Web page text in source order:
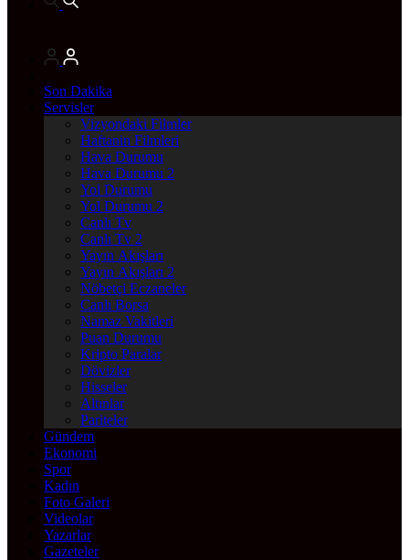
Son Dakika
Servisler
Vizyondaki Filmler
Haftanin Filmleri
Hava Durumu
Hava Durumu 2
Yol Durumu
Yol Durumu 2
Canlı Tv
Canlı Tv 2
Yayın Akışları
Yayın Akışları 2
Nöbetçi Eczaneler
Canlı Borsa
Namaz Vakitleri
Puan Durumu
Kripto Paralar
Dövizler
Hisseler
Altınlar
Pariteler
Gündem
Ekonomi
Spor
Kadın
Foto Galeri
Videolar
Yazarlar
Gazeteler